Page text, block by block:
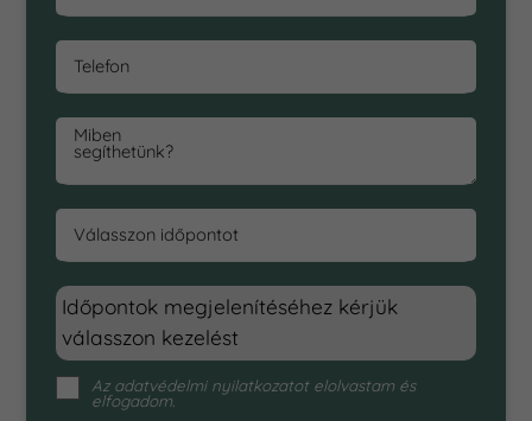
Telefon
Miben
segíthetünk?
Válasszon időpontot
Időpontok megjelenítéséhez kérjük
válasszon kezelést
Az adatvédelmi nyilatkozatot elolvastam és
elfogadom.